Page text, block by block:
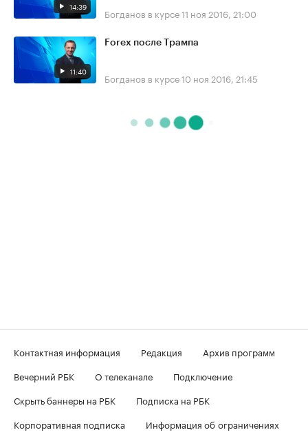
14:39 Богданов в курсе11 ноя 2016, 21:00
11:40
Forex после Трампа
Богданов в курсе10 ноя 2016, 21:45
Контактная информация Редакция
Архив программ
Вечерний РБК
О телеканале
Подключение
Скрыть баннеры на РБК
Подписка на РБК
Корпоративная подписка
Информация об ограничениях